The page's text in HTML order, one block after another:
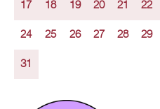
17 18 19 20 21 22
24 25 26 27 28 29
31